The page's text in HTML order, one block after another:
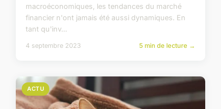
macroéconomiques, les tendances du marché
financier n'ont jamais été aussi dynamiques. En
tant qu'inv...
4 septembre 2023 5 min de lecture →
ACTU